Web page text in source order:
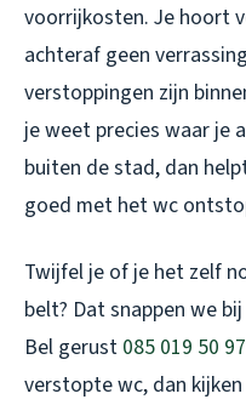
voorrijkosten. Je hoort
achteraf geen
verstoppingen zijn
je weet precies waar je
buiten de stad, dan
goed met hetwc
Twijfel je of je het zelf
belt? Dat snappen we
Bel gerust 085 019 50 97
verstopte wc, dan